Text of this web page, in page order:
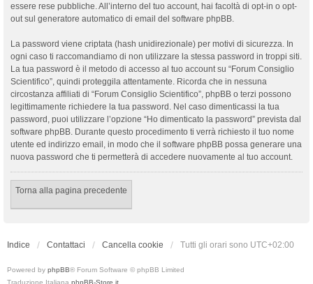
essere rese pubbliche. All’interno del tuo account, hai facoltà di opt-in o opt-
out sul generatore automatico di email del software phpBB.
La password viene criptata (hash unidirezionale) per motivi di sicurezza. In
ogni caso ti raccomandiamo di non utilizzare la stessa password in troppi siti.
La tua password è il metodo di accesso al tuo account su “Forum Consiglio
Scientifico”, quindi proteggila attentamente. Ricorda che in nessuna
circostanza affiliati di “Forum Consiglio Scientifico”, phpBB o terzi possono
legittimamente richiedere la tua password. Nel caso dimenticassi la tua
password, puoi utilizzare l’opzione “Ho dimenticato la password” prevista dal
software phpBB. Durante questo procedimento ti verrà richiesto il tuo nome
utente ed indirizzo email, in modo che il software phpBB possa generare una
nuova password che ti permetterà di accedere nuovamente al tuo account.
Torna alla pagina precedente
Indice Contattaci Cancella cookie Tutti gli orari sono UTC+02:00
Powered by phpBB® Forum Software © phpBB Limited
Traduzione Italiana phpBB-Store.it